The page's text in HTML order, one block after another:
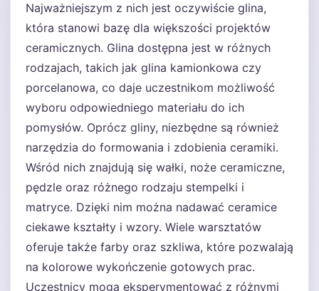
Najważniejszym z nich jest oczywiście glina,
która stanowi bazę dla większości projektów
ceramicznych. Glina dostępna jest w różnych
rodzajach, takich jak glina kamionkowa czy
porcelanowa, co daje uczestnikom możliwość
wyboru odpowiedniego materiału do ich
pomysłów. Oprócz gliny, niezbędne są również
narzędzia do formowania i zdobienia ceramiki.
Wśród nich znajdują się wałki, noże ceramiczne,
pędzle oraz różnego rodzaju stempelki i
matryce. Dzięki nim można nadawać ceramice
ciekawe kształty i wzory. Wiele warsztatów
oferuje także farby oraz szkliwa, które pozwalają
na kolorowe wykończenie gotowych prac.
Uczestnicy mogą eksperymentować z różnymi